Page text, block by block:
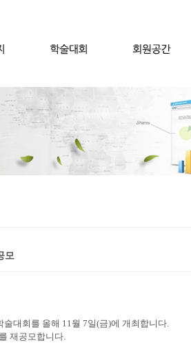
모
대회를 올해 11월 7일(금)에 개최합니다.
재공모합니다.